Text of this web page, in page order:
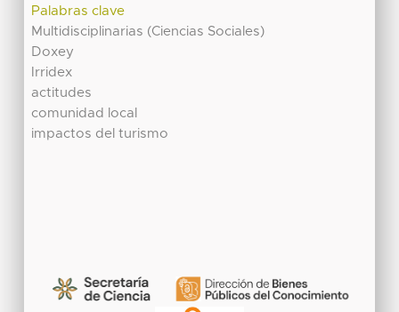
Palabras clave
Multidisciplinarias (Ciencias Sociales)
Doxey
Irridex
actitudes
comunidad local
impactos del turismo